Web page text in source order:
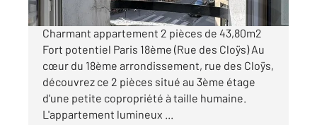
Charmant appartement 2 pièces de 43,80m2
Fort potentiel Paris 18ème (Rue des Cloÿs) Au
cœur du 18ème arrondissement, rue des Cloÿs,
découvrez ce 2 pièces situé au 3ème étage
d'une petite copropriété à taille humaine.
L'appartement lumineux ...